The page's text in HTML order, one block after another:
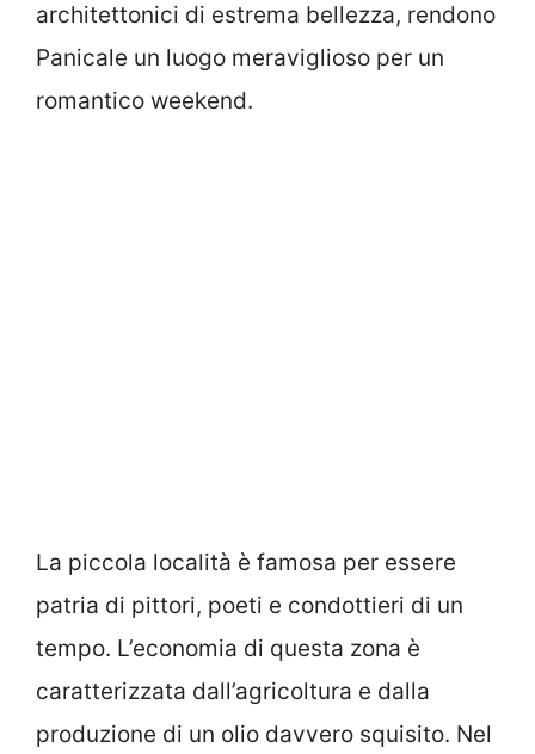
architettonici di estrema bellezza, rendono
Panicale un luogo meraviglioso per un
romantico weekend.
La piccola località è famosa per essere
patria di pittori, poeti e condottieri di un
tempo. L’economia di questa zona è
caratterizzata dall’agricoltura e dalla
produzione di un olio davvero squisito. Nel